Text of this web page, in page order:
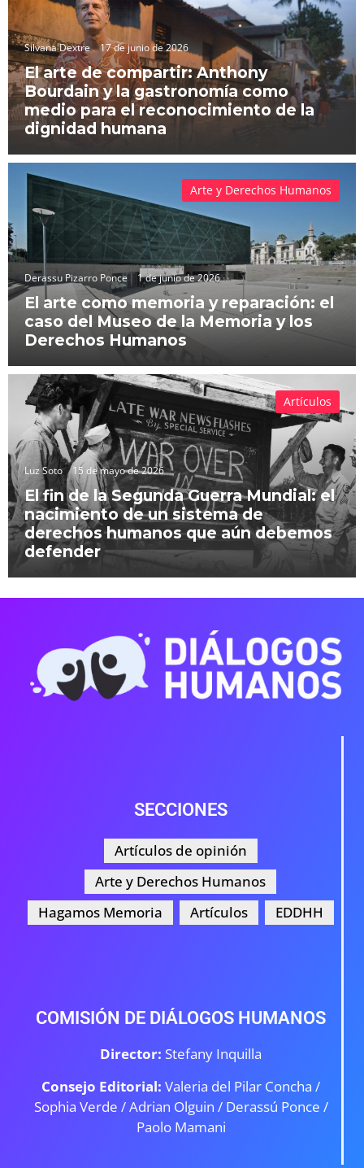
Silvana Dextre 17 de junio de 2026
El arte de compartir: Anthony
Bourdain y la gastronomía como
medio para el reconocimiento de la
dignidad humana
Derassu Pizarro Ponce 1 de junio de 2026
El arte como memoria y reparación: el
caso del Museo de la Memoria y los
Derechos Humanos
Arte y Derechos Humanos
Luz Soto 15 de mayo de 2026
El fin de la Segunda Guerra Mundial: el
nacimiento de un sistema de
derechos humanos que aún debemos
defender
Artículos
SECCIONES
Artículos de opinión
Arte y Derechos Humanos
Hagamos Memoria
Artículos EDDHH
COMISIÓN DE DIÁLOGOS HUMANOS
Director: Stefany Inquilla
Consejo Editorial: Valeria del Pilar Concha /
Sophia Verde /Adrian Olguin / Derassú Ponce /
Paolo Mamani